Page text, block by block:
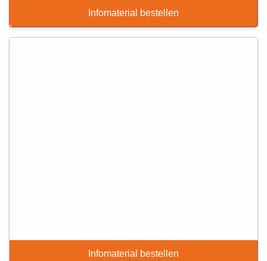
Infomaterial bestellen
Infomaterial bestellen